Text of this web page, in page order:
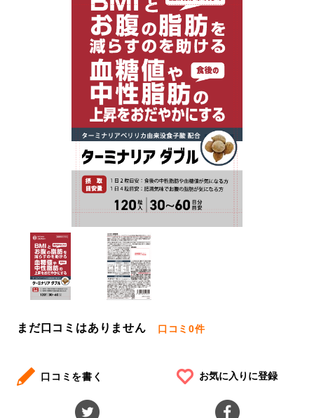
まだ口コミはありません 口コミ0件
口コミを書く お気に入りに登録